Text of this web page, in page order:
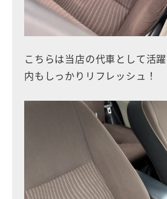
こちらは当店の代車として活
内もしっかりリフレッシュ！